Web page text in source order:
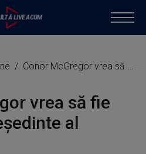
Conor McGregor vrea să fie următorul preşedinte al Irlandei
vrea să fie
al